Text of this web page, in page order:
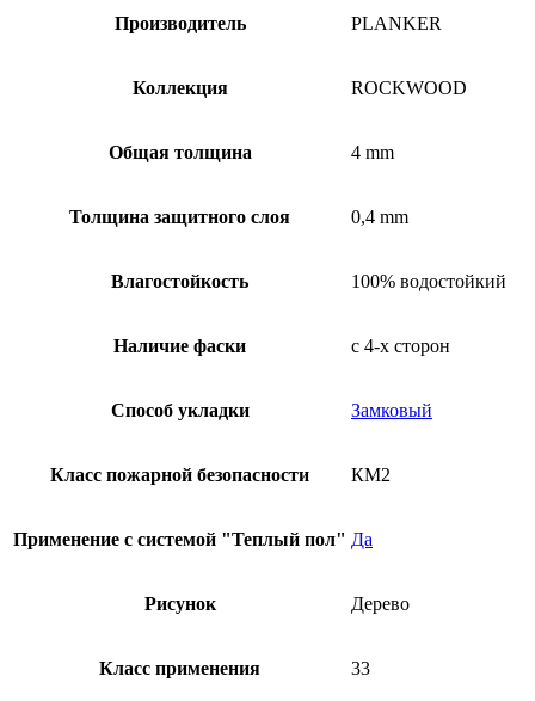
Производитель PLANKER
Коллекция ROCKWOOD
Общая толщина 4 mm
Толщина защитного слоя 0,4 mm
Влагостойкость 100% водостойкий
Наличие фаски с 4-х сторон
Способ укладки Замковый
Класс пожарной безопасности КМ2
Применение с системой "Теплый пол" Да
Рисунок Дерево
Класс применения 33